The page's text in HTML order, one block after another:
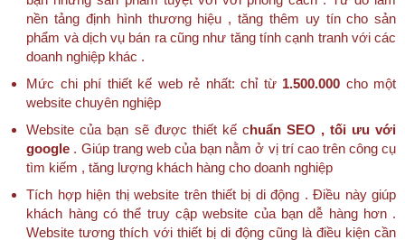
nền tảng định hình thương hiệu , tăng thêm uy tín cho sản
phẩm và dịch vụ bán ra cũng như tăng tính cạnh tranh với các
doanh nghiệp khác .
Mức chi phí thiết kế web rẻ nhất: chỉ từ 1.500.000 cho một
website chuyên nghiệp
Website của bạn sẽ được thiết kế chuẩn SEO , tối ưu với
google . Giúp trang web của bạn nằm ở vị trí cao trên công cụ
tìm kiếm , tăng lượng khách hàng cho doanh nghiệp
Tích hợp hiện thị website trên thiết bị di động . Điều này giúp
khách hàng có thể truy cập website của bạn dễ hàng hơn .
Website tương thích với thiết bị di động cũng là điều kiện cần